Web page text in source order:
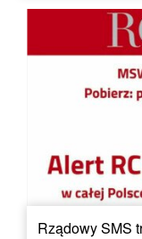
Rządowy SMS